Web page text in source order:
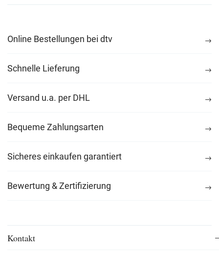
Online Bestellungen bei dtv
Schnelle Lieferung
Versand u.a. per DHL
Bequeme Zahlungsarten
Sicheres einkaufen garantiert
Bewertung & Zertifizierung
Kontakt